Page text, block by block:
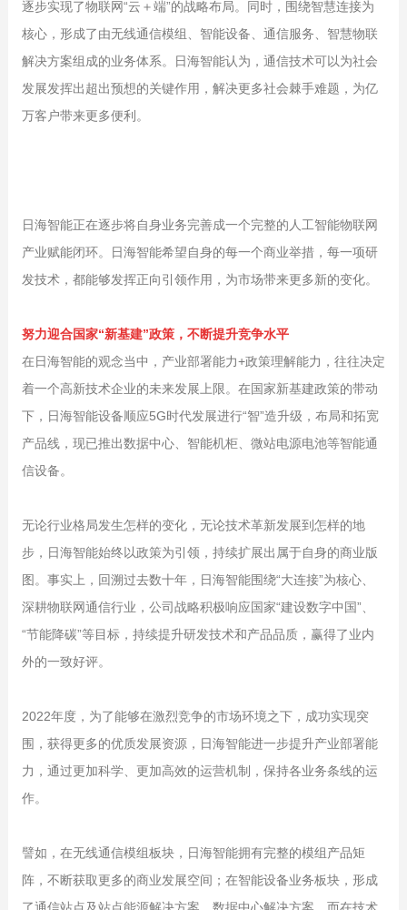
逐步实现了物联网“云＋端”的战略布局。同时，围绕智慧连接为
核心，形成了由无线通信模组、智能设备、通信服务、智慧物联
解决方案组成的业务体系。日海智能认为，通信技术可以为社会
发展发挥出超出预想的关键作用，解决更多社会棘手难题，为亿
万客户带来更多便利。
日海智能正在逐步将自身业务完善成一个完整的人工智能物联网
产业赋能闭环。日海智能希望自身的每一个商业举措，每一项研
发技术，都能够发挥正向引领作用，为市场带来更多新的变化。
努力迎合国家“新基建”政策，不断提升竞争水平
在日海智能的观念当中，产业部署能力+政策理解能力，往往决定
着一个高新技术企业的未来发展上限。在国家新基建政策的带动
下，日海智能设备顺应5G时代发展进行“智”造升级，布局和拓宽
产品线，现已推出数据中心、智能机柜、微站电源电池等智能通
信设备。
无论行业格局发生怎样的变化，无论技术革新发展到怎样的地
步，日海智能始终以政策为引领，持续扩展出属于自身的商业版
图。事实上，回溯过去数十年，日海智能围绕“大连接”为核心、
深耕物联网通信行业，公司战略积极响应国家“建设数字中国”、
“节能降碳”等目标，持续提升研发技术和产品品质，赢得了业内
外的一致好评。
2022年度，为了能够在激烈竞争的市场环境之下，成功实现突
围，获得更多的优质发展资源，日海智能进一步提升产业部署能
力，通过更加科学、更加高效的运营机制，保持各业务条线的运
作。
譬如，在无线通信模组板块，日海智能拥有完整的模组产品矩
阵，不断获取更多的商业发展空间；在智能设备业务板块，形成